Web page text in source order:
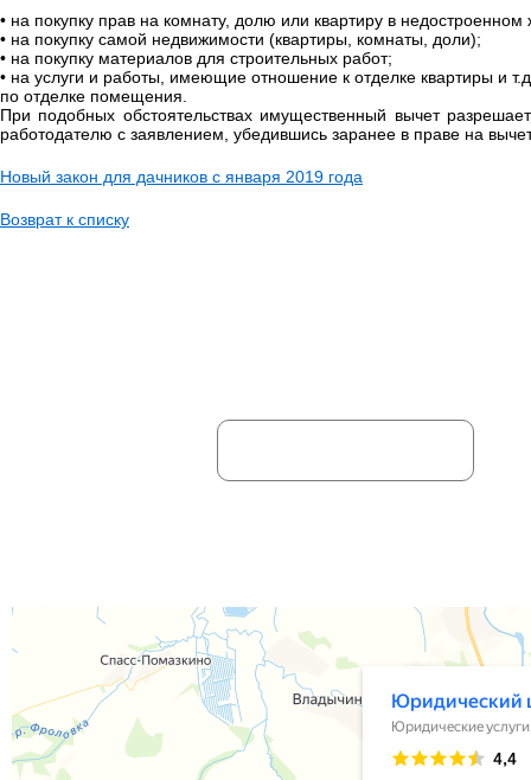
• на покупку прав на комнату, долю или квартиру в
• на покупку самой недвижимости (квартиры, комнаты, доли);
• на покупку материалов для строительных работ;
• на услуги и работы, имеющие отношение к отделке квартиры и
по отделке помещения.
При подобных обстоятельствах имущественный вычет
работодателю с заявлением, убедившись заранее в праве на
Новый закон для дачников с января 2019 года
Возврат к списку